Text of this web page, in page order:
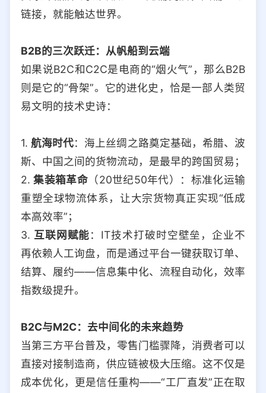
链接，就能触达世界。
B2B的三次跃迁：从帆船到云端
如果说B2C和C2C是电商的“烟火气”，那么B2B
则是它的“骨架”。它的进化史，恰是一部人类贸
易文明的技术史诗：
1.航海时代：海上丝绸之路奠定基础，希腊、波
斯、中国之间的货物流动，是最早的跨国贸易；
2.集装箱革命 （20世纪50年代）：标准化运输
重塑全球物流体系，让大宗货物真正实现“低成
本高效率”；
3. 互联网赋能：IT技术打破时空壁垒，企业不
再依赖人工询盘，而是通过平台一键获取订单、
结算、履约——信息集中化、流程自动化，效率
指数级提升。
B2C与M2C：去中间化的未来趋势
当第三方平台普及，零售门槛骤降，消费者可以
直接对接制造商，供应链被极大压缩。这不仅是
成本优化，更是信任重构——“工厂直发”正在取